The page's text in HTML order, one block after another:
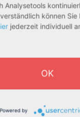
4,07 %
Analysetools
können Sie
jederzeit individuell
OK
Powered by